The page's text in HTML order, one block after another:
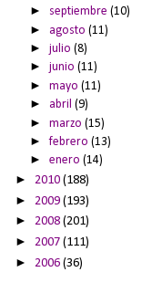
► septiembre(10)
► agosto(11)
►julio(8)
►junio(11)
►mayo(11)
► abril(9)
►marzo(15)
►febrero(13)
►enero(14)
► 2010 (188)
► 2009 (193)
► 2008 (201)
► 2007 (111)
► 2006 (36)